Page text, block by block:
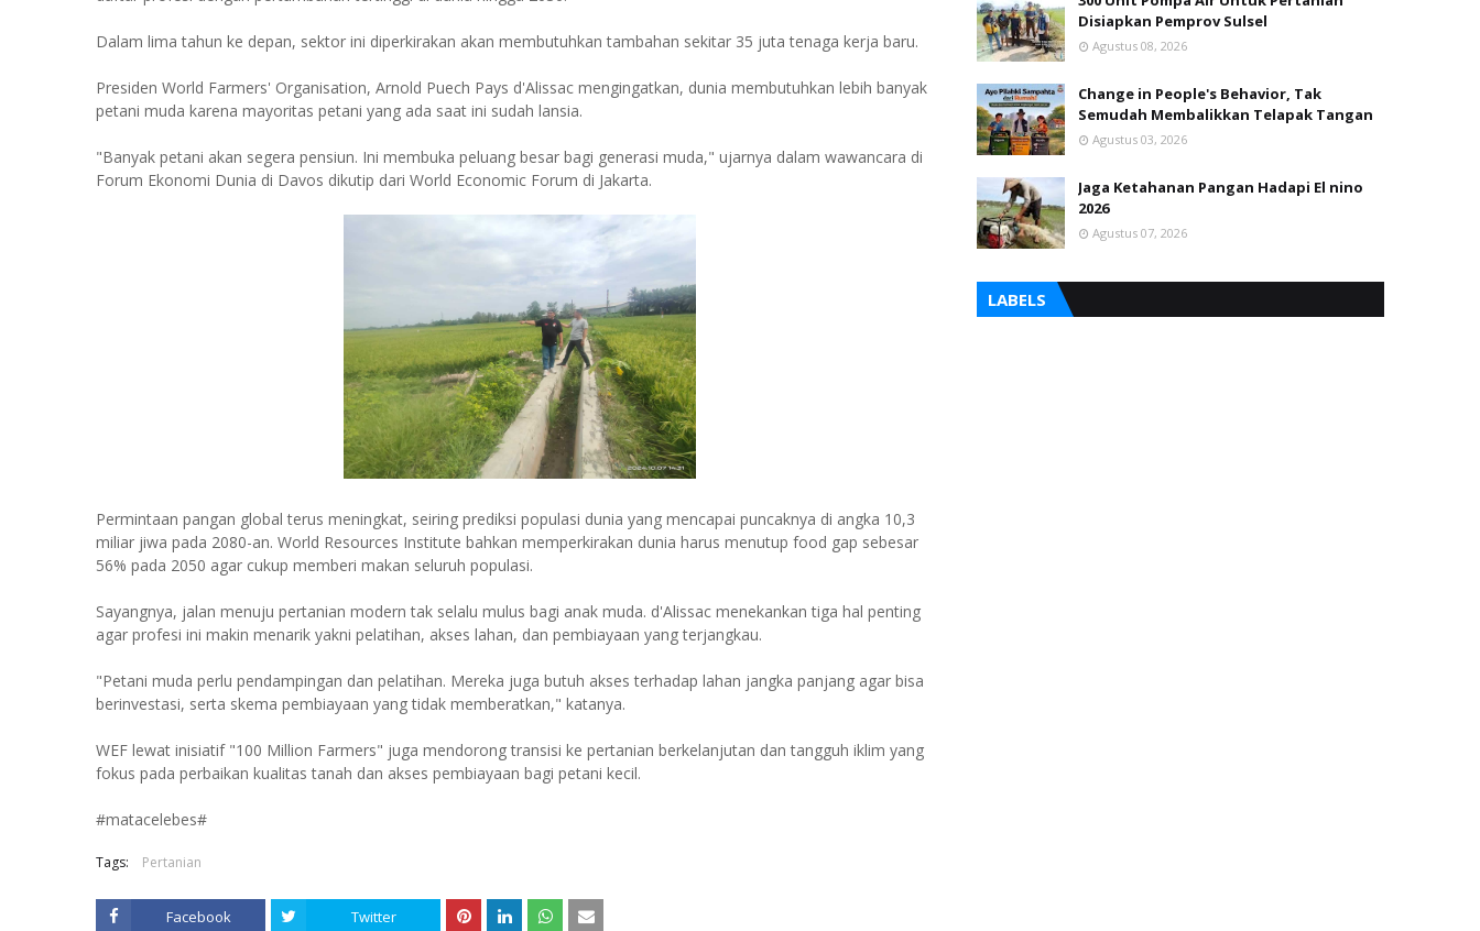
Dalam lima tahun ke depan, sektor ini diperkirakan akan membutuhkan tambahan sekitar 35 juta tenaga kerja baru.
Presiden World Farmers' Organisation, Arnold Puech Pays d'Alissac mengingatkan, dunia membutuhkan lebih banyak
petani muda karena mayoritas petani yang ada saat ini sudah lansia.
"Banyak petani akan segera pensiun. Ini membuka peluang besar bagi generasi muda," ujarnya dalam wawancara di
Forum Ekonomi Dunia di Davos dikutip dari World Economic Forum di Jakarta.
Permintaan pangan global terus meningkat, seiring prediksi populasi dunia yang mencapai puncaknya di angka 10,3
miliar jiwa pada 2080-an. World Resources Institute bahkan memperkirakan dunia harus menutup food gap sebesar
56% pada 2050 agar cukup memberi makan seluruh populasi.
Sayangnya, jalan menuju pertanian modern tak selalu mulus bagi anak muda. d'Alissac menekankan tiga hal penting
agar profesi ini makin menarik yakni pelatihan, akses lahan, dan pembiayaan yang terjangkau.
"Petani muda perlu pendampingan dan pelatihan. Mereka juga butuh akses terhadap lahan jangka panjang agar bisa
berinvestasi, serta skema pembiayaan yang tidak memberatkan," katanya.
WEF lewat inisiatif "100 Million Farmers" juga mendorong transisi ke pertanian berkelanjutan dan tangguh iklim yang
fokus pada perbaikan kualitas tanah dan akses pembiayaan bagi petani kecil.
#matacelebes#
Tags: Pertanian
Facebook Twitter
Disiapkan Pemprov Sulsel
Agustus 08, 2026
Change in People's Behavior, Tak
Semudah Membalikkan Telapak Tangan
Agustus 03, 2026
Jaga Ketahanan Pangan Hadapi El nino
2026
Agustus 07, 2026
LABELS